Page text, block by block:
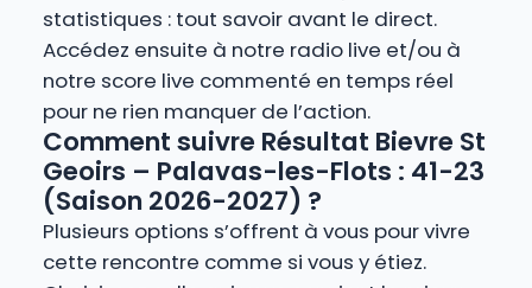
statistiques : tout savoir avant le direct.
Accédez ensuite à notre radio live et/ou à
notre score live commenté en temps réel
pour ne rien manquer de l’action.
Comment suivre Résultat Bievre St
Geoirs – Palavas-les-Flots : 41-23
(Saison 2026-2027) ?
Plusieurs options s’offrent à vous pour vivre
cette rencontre comme si vous y étiez.